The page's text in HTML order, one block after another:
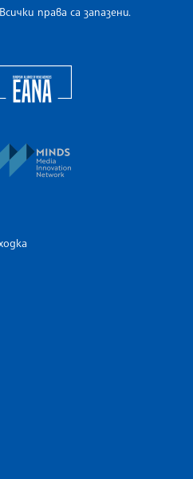
права са запазени.
of the Balkan News Agencies
Newsroom